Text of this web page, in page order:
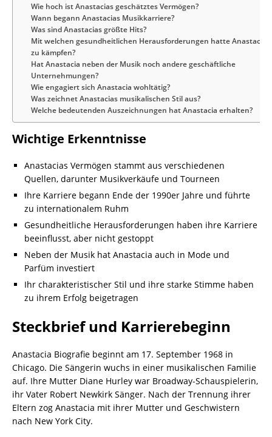
Wie hoch ist Anastacias geschätztes Vermögen?
Wann begann Anastacias Musikkarriere?
Was sind Anastacias größte Hits?
Mit welchen gesundheitlichen Herausforderungen hatte Anastacia
zu kämpfen?
Hat Anastacia neben der Musik noch andere geschäftliche
Unternehmungen?
Wie engagiert sich Anastacia wohltätig?
Was zeichnet Anastacias musikalischen Stil aus?
Welche bedeutenden Auszeichnungen hat Anastacia erhalten?
Wichtige Erkenntnisse
Anastacias Vermögen stammt aus verschiedenen
Quellen, darunter Musikverkäufe und Tourneen
Ihre Karriere begann Ende der 1990er Jahre und führte
zu internationalem Ruhm
Gesundheitliche Herausforderungen haben ihre Karriere
beeinflusst, aber nicht gestoppt
Neben der Musik hat Anastacia auch in Mode und
Parfüm investiert
Ihr charakteristischer Stil und ihre starke Stimme haben
zu ihrem Erfolg beigetragen
Steckbrief und Karrierebeginn
Anastacia Biografie beginnt am 17. September 1968 in
Chicago. Die Sängerin wuchs in einer musikalischen Familie
auf. Ihre Mutter Diane Hurley war Broadway-Schauspielerin,
ihr Vater Robert Newkirk Sänger. Nach der Trennung ihrer
Eltern zog Anastacia mit ihrer Mutter und Geschwistern
nach New York City.